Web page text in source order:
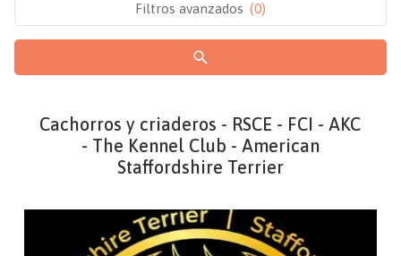
Filtros avanzados (0)
Cachorros y criaderos - RSCE - FCI - AKC
- The Kennel Club - American
Staffordshire Terrier